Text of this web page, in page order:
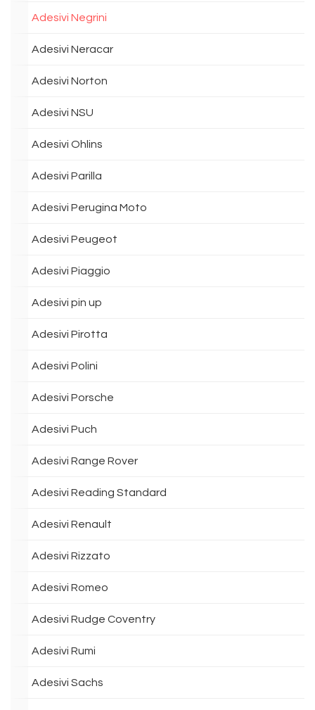
Adesivi Negrini
Adesivi Neracar
Adesivi Norton
Adesivi NSU
Adesivi Ohlins
Adesivi Parilla
Adesivi Perugina Moto
Adesivi Peugeot
Adesivi Piaggio
Adesivi pin up
Adesivi Pirotta
Adesivi Polini
Adesivi Porsche
Adesivi Puch
Adesivi Range Rover
Adesivi Reading Standard
Adesivi Renault
Adesivi Rizzato
Adesivi Romeo
Adesivi Rudge Coventry
Adesivi Rumi
Adesivi Sachs